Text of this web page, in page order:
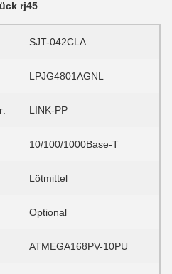
rj45
SJT-042CLA
LPJG4801AGNL
LINK-PP
10/100/1000Base-T
Lötmittel
Optional
ATMEGA168PV-10PU